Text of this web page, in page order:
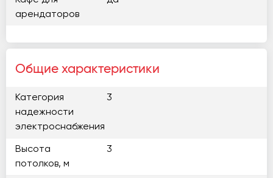
арендаторов
Общие характеристики
Категория
надежности
электроснабжения
3
Высота
потолков, м
3